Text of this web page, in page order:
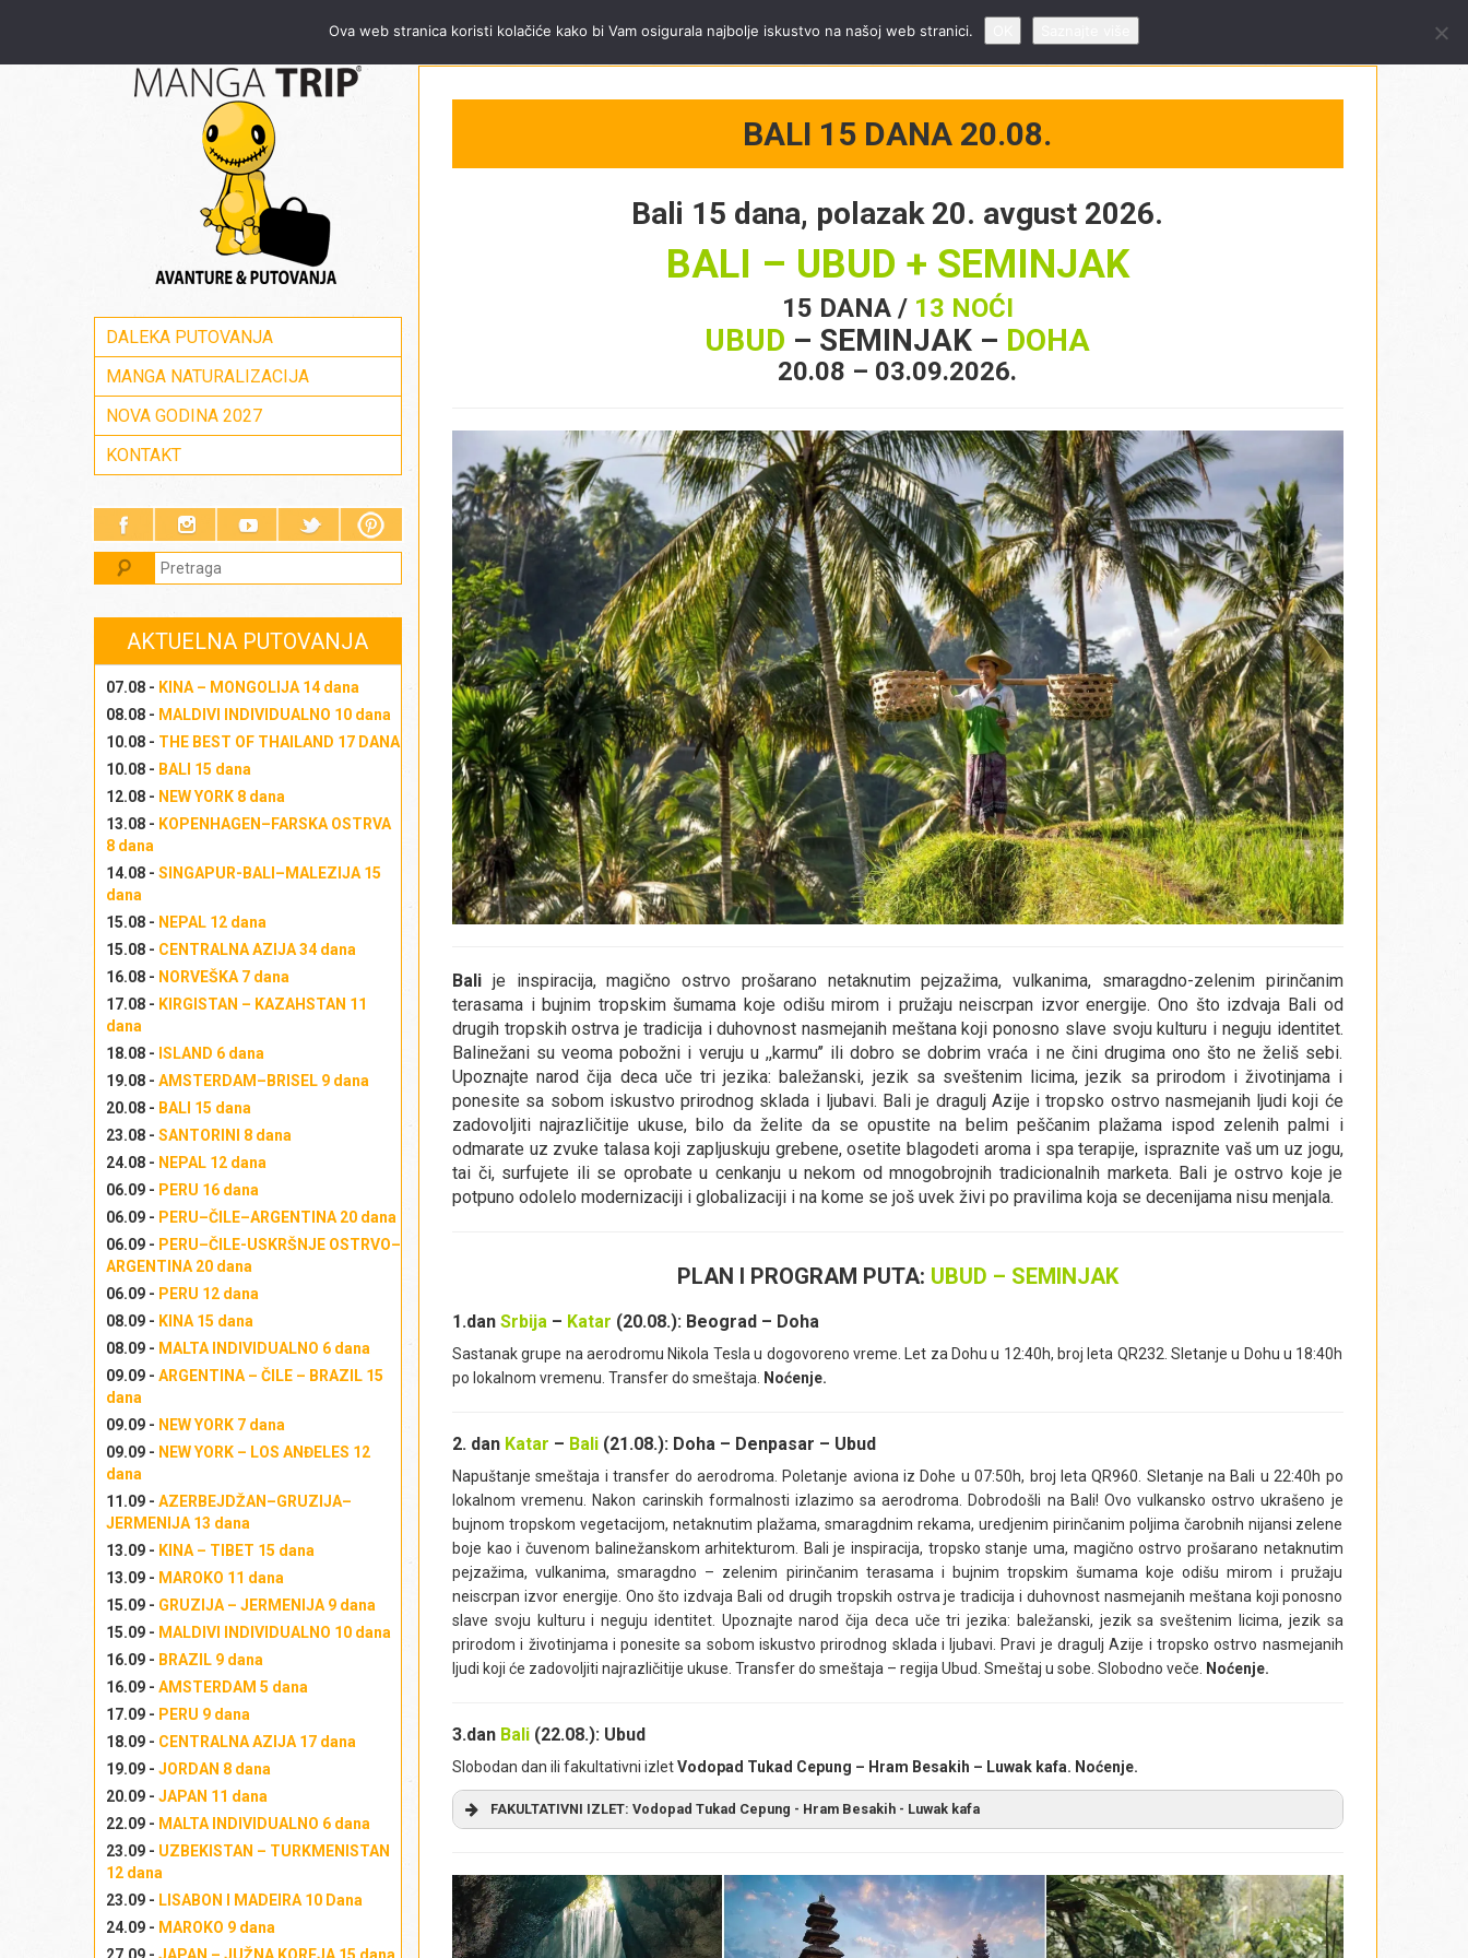
radnim danima od 09 – 19h, subotom od 10 – 14h
DALEKA PUTOVANJA
MANGA NATURALIZACIJA
NOVA GODINA 2027
KONTAKT
AKTUELNA PUTOVANJA
07.08 - KINA – MONGOLIJA 14 dana
08.08 - MALDIVI INDIVIDUALNO 10 dana
10.08 - THE BEST OF THAILAND 17 DANA
10.08 - BALI 15 dana
12.08 - NEW YORK 8 dana
13.08 - KOPENHAGEN–FARSKA OSTRVA
8 dana
14.08 - SINGAPUR-BALI–MALEZIJA 15
dana
15.08 - NEPAL 12 dana
15.08 - CENTRALNA AZIJA 34 dana
16.08 - NORVEŠKA 7 dana
17.08 - KIRGISTAN – KAZAHSTAN 11
dana
18.08 - ISLAND 6 dana
19.08 - AMSTERDAM–BRISEL 9 dana
20.08 - BALI 15 dana
23.08 - SANTORINI 8 dana
24.08 - NEPAL 12 dana
06.09 - PERU 16 dana
06.09 - PERU–ČILE–ARGENTINA 20 dana
06.09 - PERU–ČILE-USKRŠNJE OSTRVO–
ARGENTINA 20 dana
06.09 - PERU 12 dana
08.09 - KINA 15 dana
08.09 - MALTA INDIVIDUALNO 6 dana
09.09 - ARGENTINA – ČILE – BRAZIL 15
dana
09.09 - NEW YORK 7 dana
09.09 - NEW YORK – LOS ANĐELES 12
dana
11.09 - AZERBEJDŽAN–GRUZIJA–
JERMENIJA 13 dana
13.09 - KINA – TIBET 15 dana
13.09 - MAROKO 11 dana
15.09 - GRUZIJA – JERMENIJA 9 dana
15.09 - MALDIVI INDIVIDUALNO 10 dana
16.09 - BRAZIL 9 dana
16.09 - AMSTERDAM 5 dana
17.09 - PERU 9 dana
18.09 - CENTRALNA AZIJA 17 dana
19.09 - JORDAN 8 dana
20.09 - JAPAN 11 dana
22.09 - MALTA INDIVIDUALNO 6 dana
23.09 - UZBEKISTAN – TURKMENISTAN
12 dana
23.09 - LISABON I MADEIRA 10 Dana
24.09 - MAROKO 9 dana
BALI 15 DANA 20.08.
Bali 15 dana, polazak 20. avgust 2026.
BALI – UBUD + SEMINJAK
15 DANA /13 NOĆI
UBUD – SEMINJAK – DOHA
20.08 – 03.09.2026.
Bali je inspiracija, magično ostrvo prošarano netaknutim pejzažima, vulkanima, smaragdno-zelenim pirinčanim
terasama i bujnim tropskim šumama koje odišu mirom i pružaju neiscrpan izvor energije. Ono što izdvaja Bali od
drugih tropskih ostrva je tradicija i duhovnost nasmejanih meštana koji ponosno slave svoju kulturu i neguju identitet.
Balinežani su veoma pobožni i veruju u ,,karmu’’ ili dobro se dobrim vraća i ne čini drugima ono što ne želiš sebi.
Upoznajte narod čija deca uče tri jezika: baležanski, jezik sa sveštenim licima, jezik sa prirodom i životinjama i
ponesite sa sobom iskustvo prirodnog sklada i ljubavi. Bali je dragulj Azije i tropsko ostrvo nasmejanih ljudi koji će
zadovoljiti najrazličitije ukuse, bilo da želite da se opustite na belim peščanim plažama ispod zelenih palmi i
odmarate uz zvuke talasa koji zapljuskuju grebene, osetite blagodeti aroma i spa terapije, ispraznite vaš um uz jogu,
tai či, surfujete ili se oprobate u cenkanju u nekom od mnogobrojnih tradicionalnih marketa. Bali je ostrvo koje je
potpuno odolelo modernizaciji i globalizaciji i na kome se još uvek živi po pravilima koja se decenijama nisu menjala.
PLAN I PROGRAM PUTA: UBUD – SEMINJAK
1.dan Srbija – Katar (20.08.): Beograd – Doha
Sastanak grupe na aerodromu Nikola Tesla u dogovoreno vreme. Let za Dohu u 12:40h, broj leta QR232. Sletanje u Dohu u 18:40h
po lokalnom vremenu. Transfer do smeštaja.
Noćenje.
2. dan Katar – Bali (21.08.): Doha – Denpasar – Ubud
Napuštanje smeštaja i transfer do aerodroma. Poletanje aviona iz Dohe u 07:50h, broj leta QR960. Sletanje na Bali u 22:40h po
lokalnom vremenu. Nakon carinskih formalnosti izlazimo sa aerodroma. Dobrodošli na Bali! Ovo vulkansko ostrvo ukrašeno je
bujnom tropskom vegetacijom, netaknutim plažama, smaragdnim rekama, uredjenim pirinčanim poljima čarobnih nijansi zelene
boje kao i čuvenom balinežanskom arhitekturom. Bali je inspiracija, tropsko stanje uma, magično ostrvo prošarano netaknutim
pejzažima, vulkanima, smaragdno – zelenim pirinčanim terasama i bujnim tropskim šumama koje odišu mirom i pružaju
neiscrpan izvor energije. Ono što izdvaja Bali od drugih tropskih ostrva je tradicija i duhovnost nasmejanih meštana koji ponosno
slave svoju kulturu i neguju identitet. Upoznajte narod čija deca uče tri jezika: baležanski, jezik sa sveštenim licima, jezik sa
prirodom i životinjama i ponesite sa sobom iskustvo prirodnog sklada i ljubavi. Pravi je dragulj Azije i tropsko ostrvo nasmejanih
ljudi koji će zadovoljiti najrazličitije ukuse. Transfer do smeštaja – regija Ubud. Smeštaj u sobe. Slobodno veče.
Noćenje.
3.dan Bali (22.08.): Ubud
Slobodan dan ili fakultativni izletVodopad Tukad Cepung – Hram Besakih – Luwak kafa. Noćenje.
FAKULTATIVNI IZLET: Vodopad Tukad Cepung - Hram Besakih - Luwak kafa
fotografije, na ovom mestu u prepodnevnim satima napraviće neke od najlepših snimaka s ovog putovanja, u vreme kada je
svetlo za slikanje najbolje. Nakon posete vodopadima, očekuje nas jednočasovna vožnja do najstarijeg kompleksa hramova
na Baliju –Pura Besakih , poznatijih pod nazivom„Mother temple“ . Jedan od najposećenijih hramova, kompleks Besakih,
potiče iz 15. veka i nalazi se u istimenom u selu na obroncima planine Agung (
Gunung Agung), na istoku ostrva. Važi za
Ova web stranica koristi kolačiće kako bi Vam osigurala najbolje iskustvo na našoj web stranici.